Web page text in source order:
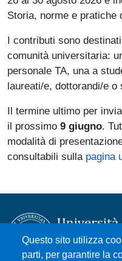
Storia, norme e pratiche
I contributi sono
comunità universitaria:
personale TA, una a
laureati/e, dottorandi/e o
Il termine ultimo per
il prossimo 9 giugno.
modalità di
consultabili sulla pagina
Questo sito utilizza
parti, per garantire la